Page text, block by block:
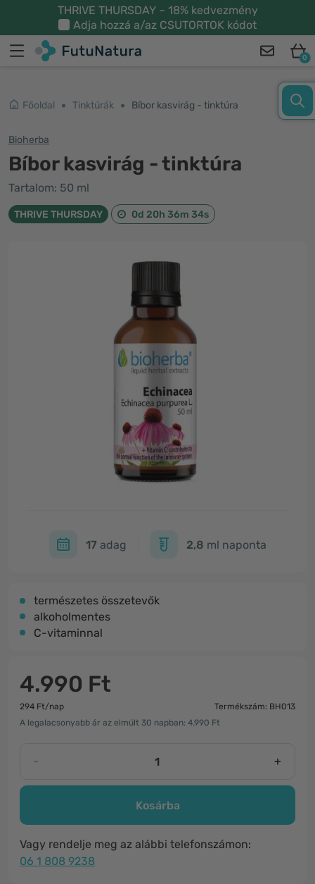
THRIVE THURSDAY – 18% kedvezmény
Adja hozzá a/az CSUTORTOK kódot
0
Főoldal Tinktúrák Bíbor kasvirág - tinktúra
Bioherba
Bíbor kasvirág - tinktúra
Tartalom: 50 ml
THRIVE THURSDAY 0d 20h 36m 34s
17 adag 2,8 ml naponta
természetes összetevők
alkoholmentes
C-vitaminnal
4.990 Ft
294 Ft/nap
Termékszám: BH013
A legalacsonyabb ár az elmúlt 30 napban: 4.990 Ft
- +
Kosárba
Vagy rendelje meg az alábbi telefonszámon:
06 1 808 9238